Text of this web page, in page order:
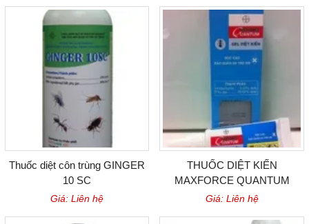
Thuốc diệt côn trùng GINGER
10 SC
Giá: Liên hệ
THUỐC DIỆT KIẾN
MAXFORCE QUANTUM
Giá: Liên hệ